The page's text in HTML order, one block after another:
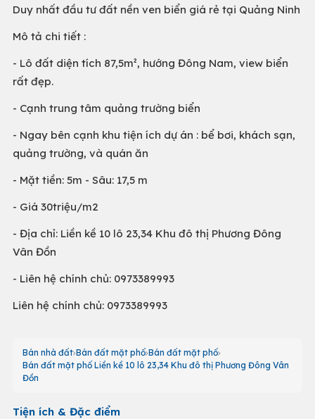
Duy nhất đầu tư đất nền ven biển giá rẻ tại Quảng Ninh
Mô tả chi tiết :
- Lô đất diện tích 87,5m², hướng Đông Nam, view biển
rất đẹp.
- Cạnh trung tâm quảng trường biển
- Ngay bên cạnh khu tiện ích dự án : bể bơi, khách sạn,
quảng trường, và quán ăn
- Mặt tiền: 5m - Sâu: 17,5 m
- Giá 30triệu/m2
- Địa chỉ: Liền kề 10 lô 23,34 Khu đô thị Phương Đông
Vân Đồn
- Liên hệ chính chủ: 0973389993
Liên hệ chính chủ: 0973389993
Bán nhà đất Bán đất mặt phố Bán đất mặt phố
Bán đất mặt phố Liền kề 10 lô 23,34 Khu đô thị Phương Đông Vân
Đồn
Tiện ích & Đặc điểm